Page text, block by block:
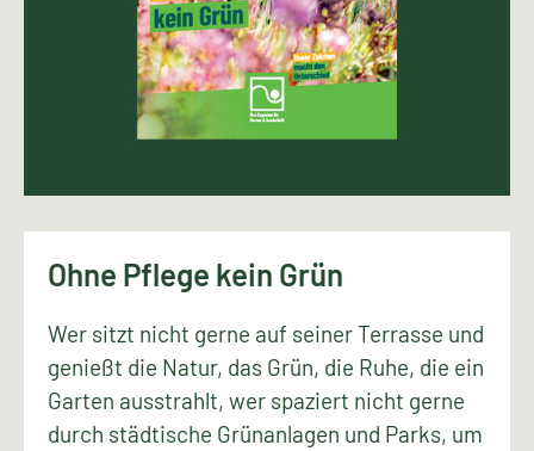
Ohne Pflege kein Grün
Wer sitzt nicht gerne auf seiner Terrasse und
genießt die Natur, das Grün, die Ruhe, die ein
Garten ausstrahlt, wer spaziert nicht gerne
durch städtische Grünanlagen und Parks, um